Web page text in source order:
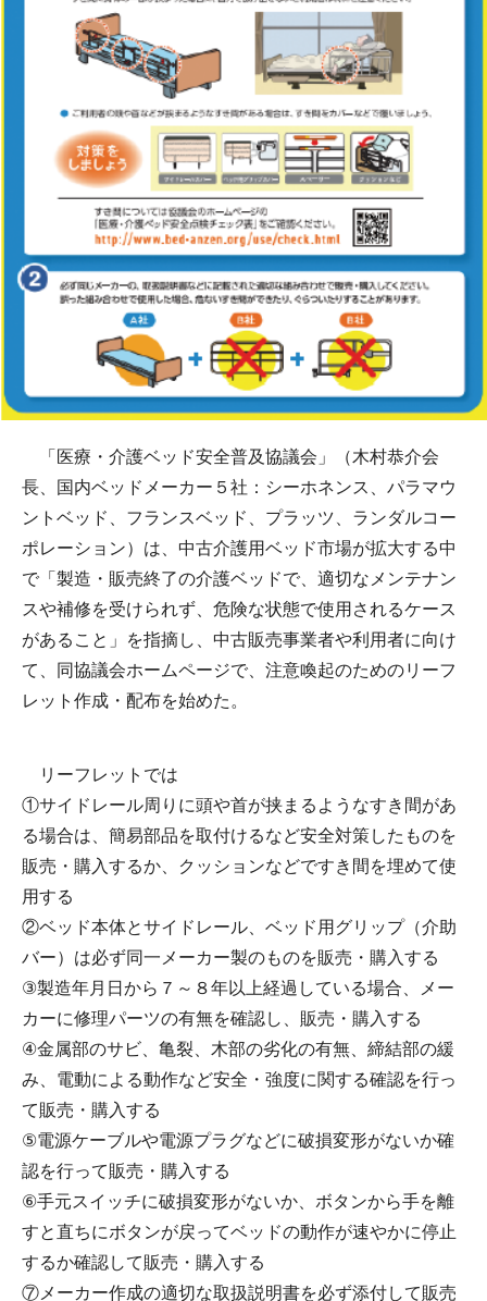
「医療・介護ベッド安全普及協議会」（木村恭介会
長、国内ベッドメーカー５社：シーホネンス、パラマウ
ントベッド、フランスベッド、プラッツ、ランダルコー
ポレーション）は、中古介護用ベッド市場が拡大する中
で「製造・販売終了の介護ベッドで、適切なメンテナン
スや補修を受けられず、危険な状態で使用されるケース
があること」を指摘し、中古販売事業者や利用者に向け
て、同協議会ホームページで、注意喚起のためのリーフ
レット作成・配布を始めた。
リーフレットでは
①サイドレール周りに頭や首が挟まるようなすき間があ
る場合は、簡易部品を取付けるなど安全対策したものを
販売・購入するか、クッションなどですき間を埋めて使
用する
②ベッド本体とサイドレール、ベッド用グリップ（介助
バー）は必ず同一メーカー製のものを販売・購入する
③製造年月日から７～８年以上経過している場合、メー
カーに修理パーツの有無を確認し、販売・購入する
④金属部のサビ、亀裂、木部の劣化の有無、締結部の緩
み、電動による動作など安全・強度に関する確認を行っ
て販売・購入する
⑤電源ケーブルや電源プラグなどに破損変形がないか確
認を行って販売・購入する
⑥手元スイッチに破損変形がないか、ボタンから手を離
すと直ちにボタンが戻ってベッドの動作が速やかに停止
するか確認して販売・購入する
⑦メーカー作成の適切な取扱説明書を必ず添付して販売